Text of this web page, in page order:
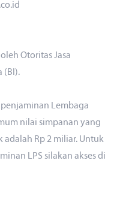
Otoritas Jasa
(BI).
Lembaga
nilai simpanan yang
adalah Rp 2 miliar. Untuk
LPS silakan aksesdi